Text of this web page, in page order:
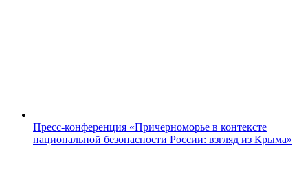
Пресс-конференция «Причерноморье в контексте
национальной безопасности России: взгляд из Крыма»